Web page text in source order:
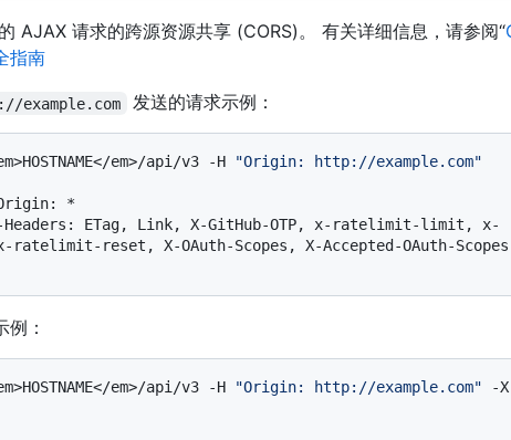
AJAX 请求的跨源资源共享 (CORS)。 有关详细信息，请参阅“
指南
example.com 发送的请求示例：
em>/api/v3 -H
"Origin: http://example.com"
*
Headers: ETag, Link, X-GitHub-OTP, x-ratelimit-limit, x-
reset, X-OAuth-Scopes, X-Accepted-OAuth-
：
em>/api/v3 -H "Origin: http://example.com" -X